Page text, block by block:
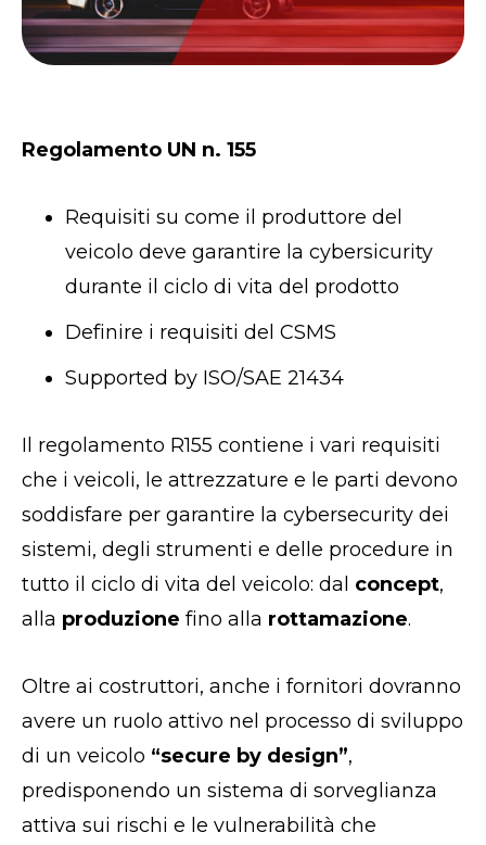
Regolamento UN n. 155
Requisiti su come il produttore del
veicolo deve garantire la cybersicurity
durante il ciclo di vita del prodotto
Definire i requisiti del CSMS
Supported by ISO/SAE 21434
Il regolamento R155 contiene i vari requisiti
che i veicoli, le attrezzature e le parti devono
soddisfare per garantire la cybersecurity dei
sistemi, degli strumenti e delle procedure in
tutto il ciclo di vita del veicolo: dal concept,
alla produzione fino alla rottamazione.
Oltre ai costruttori, anche i fornitori dovranno
avere un ruolo attivo nel processo di sviluppo
di un veicolo “secure by design”,
predisponendo un sistema di sorveglianza
attiva sui rischi e le vulnerabilità che